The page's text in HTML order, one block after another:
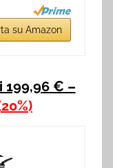
su Amazon
199,96 € –